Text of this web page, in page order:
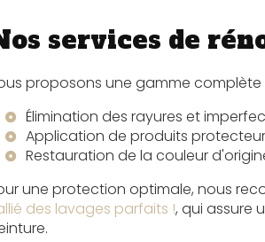
services de
proposons une gamme
Élimination des rayures et
Application de produits
Restauration de la couleur
une protection optimale, nous
des lavages parfaits !, qui assure